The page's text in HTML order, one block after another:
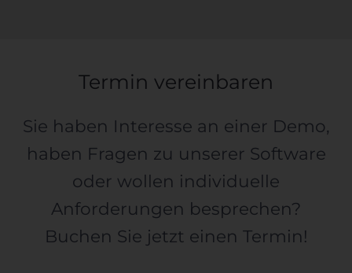
Termin vereinbaren
Sie haben Interesse an einer Demo,
haben Fragen zu unserer Software
oder wollen individuelle
Anforderungen besprechen?
Buchen Sie jetzt einen Termin!